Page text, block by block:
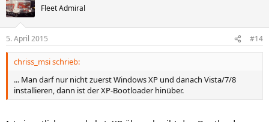
Fleet Admiral
5. April 2015 #14
chriss_msi schrieb:
... Man darf nur nicht zuerst Windows XP und danach Vista/7/8
installieren, dann ist der XP-Bootloader hinüber.